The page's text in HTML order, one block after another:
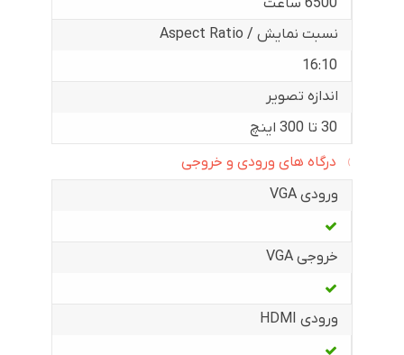
نسبت نمایش / Aspect Ratio
16:10
اندازه تصویر
30 تا 300 اینچ
درگاه های ورودی و خروجی
ورودی VGA
خروجی VGA
ورودی HDMI